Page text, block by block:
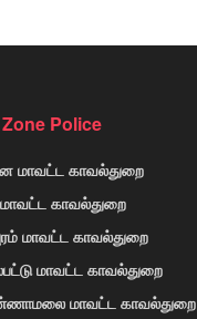
Police
மாவட்ட காவல்துறை
காவல்துறை
மாவட்ட காவல்துறை
மாவட்ட காவல்துறை
மாவட்ட காவல்துறை